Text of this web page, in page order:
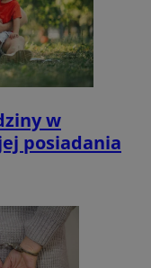
w
posiadania